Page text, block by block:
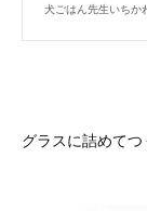
犬ごはん先生いちか
グラスに詰めてつ